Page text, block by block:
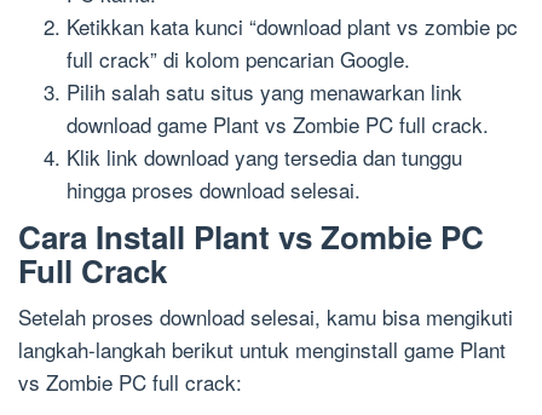
Ketikkan kata kunci “download plant vs zombie pc
full crack” di kolom pencarian Google.
Pilih salah satu situs yang menawarkan link
download game Plant vs Zombie PC full crack.
Klik link download yang tersedia dan tunggu
hingga proses download selesai.
Cara Install Plant vs Zombie PC
Full Crack
Setelah proses download selesai, kamu bisa mengikuti
langkah-langkah berikut untuk menginstall game Plant
vs Zombie PC full crack: